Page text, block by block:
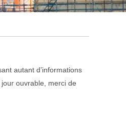
autant d’informations
ouvrable, merci de